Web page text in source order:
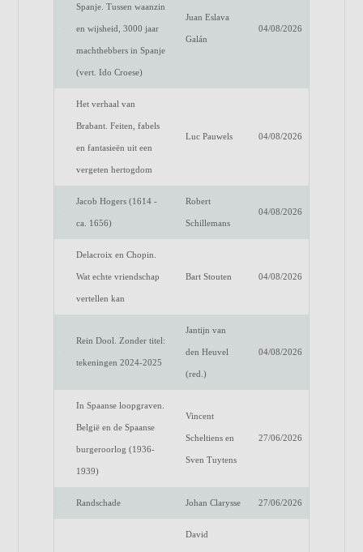
Spanje. Tussen waanzin
en wijsheid, 3000 jaar
machthebbers in Spanje
(vert. Ido Croese)
Juan Eslava
Galán
04/08/2026
Het verhaal van
Brabant. Feiten, fabels
en fantasieën uit een
vergeten hertogdom
Luc Pauwels 04/08/2026
Jacob Hogers (1614 -
ca. 1656)
Robert
Schillemans
04/08/2026
Delacroix en Chopin.
Wat echte vriendschap
vertellen kan
Bart Stouten 04/08/2026
Rein Dool. Zonder titel:
tekeningen 2024-2025
Jantijn van
den Heuvel
(red.)
04/08/2026
In Spaanse loopgraven.
België en de Spaanse
burgeroorlog (1936-
1939)
Vincent
Scheltiens en
Sven Tuytens
27/06/2026
Randschade Johan Clarysse 27/06/2026
David